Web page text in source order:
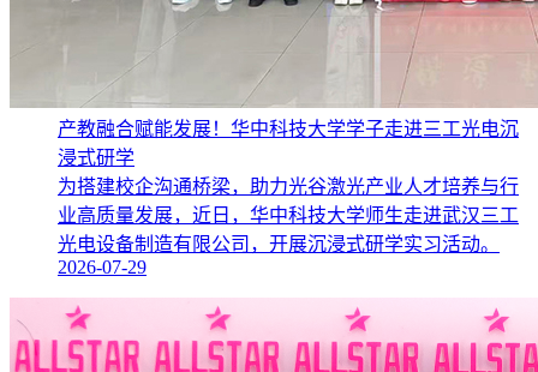
产教融合赋能发展！华中科技大学学子走进三工光电沉
浸式研学
为搭建校企沟通桥梁，助力光谷激光产业人才培养与行
业高质量发展，近日，华中科技大学师生走进武汉三工
光电设备制造有限公司，开展沉浸式研学实习活动。
2026-07-29